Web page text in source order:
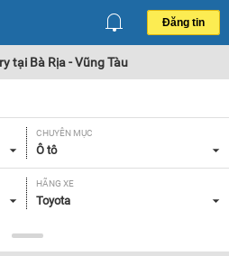
Đăng tin
tại Bà Rịa - Vũng Tàu
CHUYÊN MỤC
Ô tô
HÃNG XE
Toyota
NĂM SẢN XUẤT
Tất cả